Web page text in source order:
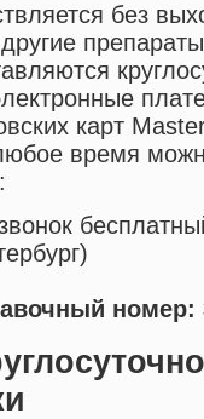
без
карт
время
номер: